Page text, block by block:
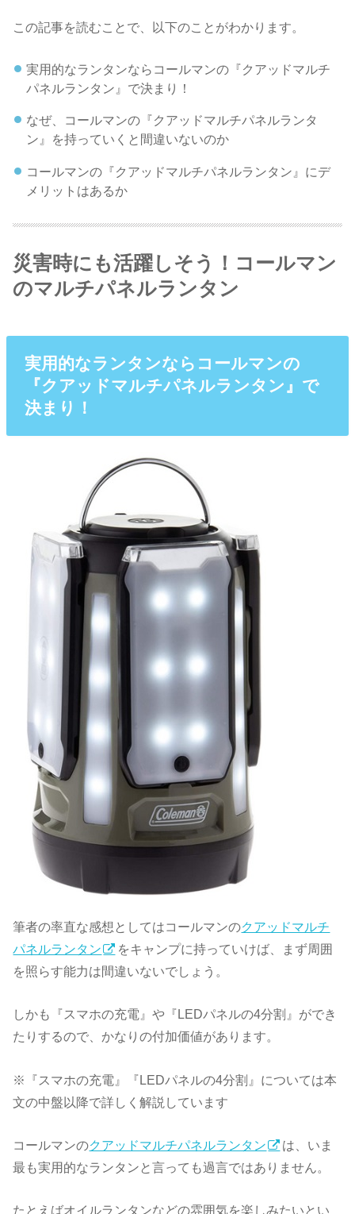
この記事を読むことで、以下のことがわかります。
実用的なランタンならコールマンの『クアッドマルチ
パネルランタン』で決まり！
なぜ、コールマンの『クアッドマルチパネルランタ
ン』を持っていくと間違いないのか
コールマンの『クアッドマルチパネルランタン』にデ
メリットはあるか
災害時にも活躍しそう！コールマン
のマルチパネルランタン
実用的なランタンならコールマンの
『クアッドマルチパネルランタン』で
決まり！
筆者の率直な感想としてはコールマンのクアッドマルチ
パネルランタン
をキャンプに持っていけば、まず周囲
を照らす能力は間違いないでしょう。
しかも『スマホの充電』や『LEDパネルの4分割』ができ
たりするので、かなりの付加価値があります。
※『スマホの充電』『LEDパネルの4分割』については本
文の中盤以降で詳しく解説しています
コールマンのクアッドマルチパネルランタン
は、いま
最も実用的なランタンと言っても過言ではありません。
たとえばオイルランタンなどの雰囲気を楽しみたいとい